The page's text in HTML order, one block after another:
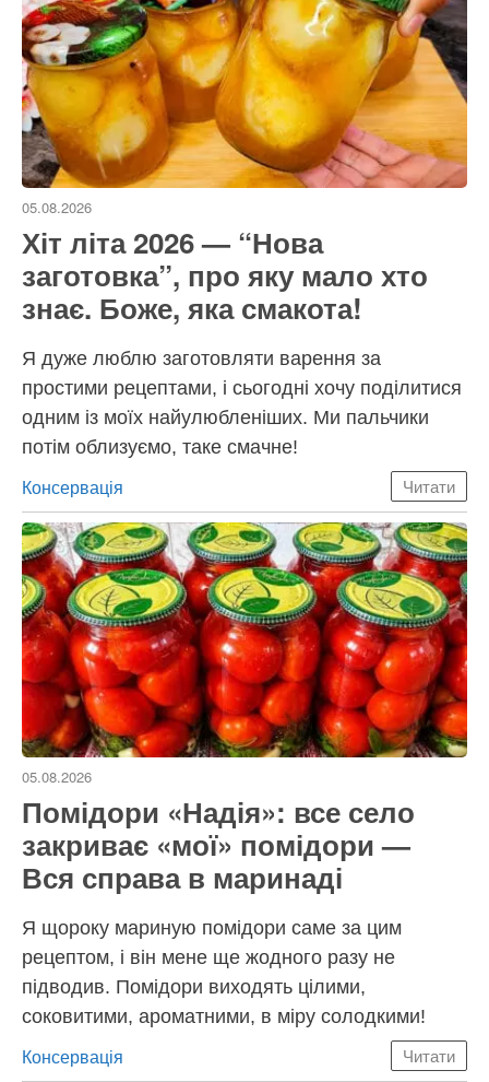
05.08.2026
Хіт літа 2026 — “Нова
заготовка”, про яку мало хто
знає. Боже, яка смакота!
Я дуже люблю заготовляти варення за
простими рецептами, і сьогодні хочу поділитися
одним із моїх найулюбленіших. Ми пальчики
потім облизуємо, таке смачне!
Категорії
Консервація Читати
05.08.2026
Помідори «Надія»: все село
закриває «мої» помідори —
Вся справа в маринаді
Я щороку мариную помідори саме за цим
рецептом, і він мене ще жодного разу не
підводив. Помідори виходять цілими,
соковитими, ароматними, в міру солодкими!
Категорії
Консервація Читати